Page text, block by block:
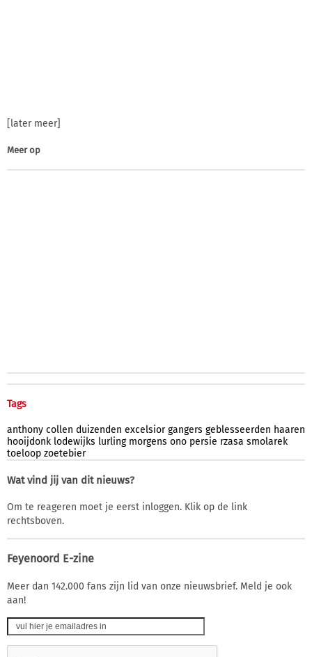
[later meer]
Meer op
Tags
anthony collen duizenden excelsior gangers geblesseerden haaren
hooijdonk lodewijks lurling morgens ono persie rzasa smolarek
toeloop zoetebier
Wat vind jij van dit nieuws?
Om te reageren moet je eerst inloggen. Klik op de link
rechtsboven.
Feyenoord E-zine
Meer dan 142.000 fans zijn lid van onze nieuwsbrief. Meld je ook
aan!